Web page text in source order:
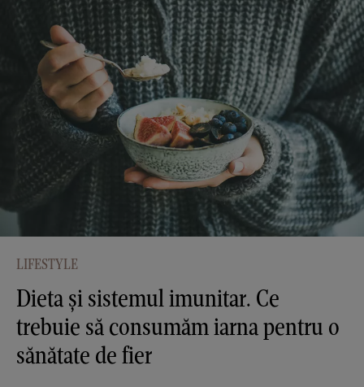
LIFESTYLE
Dieta și sistemul imunitar. Ce
trebuie să consumăm iarna pentru o
sănătate de fier